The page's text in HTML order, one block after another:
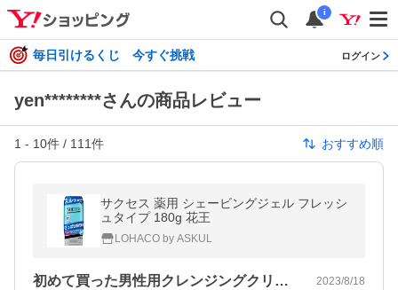
i
毎日引けるくじ 今すぐ挑戦 ログイン
yen********さんの商品レビュー
1 - 10件 / 111件 おすすめ順
サクセス 薬用 シェービングジェル フレッシ
ュタイプ 180g 花王
LOHACO by ASKUL
初めて買った男性用クレンジングクリーム 2023/8/18